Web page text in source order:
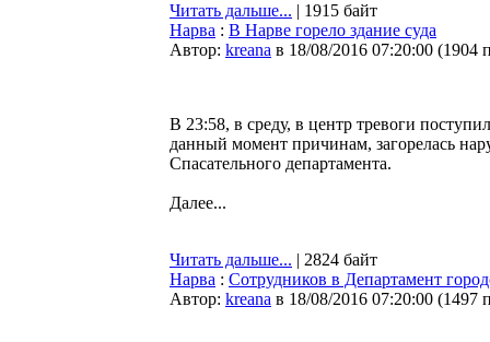
Читать дальше... | 1915 байт
Нарва : В Нарве горело здание суда
Автор: kreana в 18/08/2016 07:20:00 (1904
В 23:58, в среду, в центр тревоги
данный момент причинам, загорелась
Спасательного департамента.
Далее...
Читать дальше... | 2824 байт
Нарва : Сотрудников в Департамент
Автор: kreana в 18/08/2016 07:20:00 (1497